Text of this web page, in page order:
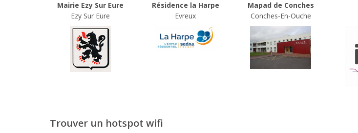
Mairie Ezy Sur Eure
Ezy Sur Eure
Résidence la Harpe
Evreux
Mapad de Conches
Conches-En-Ouche
Trouver un hotspot wifi